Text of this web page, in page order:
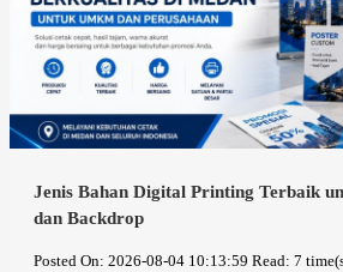
Jenis Bahan Digital Printing Terbaik
dan Backdrop
Posted On: 2026-08-04 10:13:59 Read: 7